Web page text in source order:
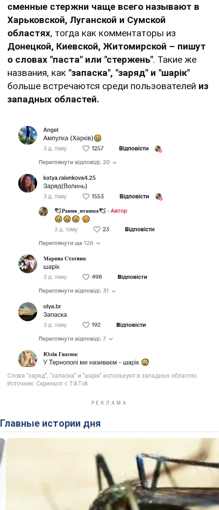
сменные стержни чаще всего называют в
Харьковской, Луганской и Сумской
областях, тогда как комментаторы из
Донецкой, Киевской, Житомирской – пишут
о словах "паста" или "стержень". Такие же
названия, как "запаска", "заряд" и "шарік"
больше встречаются среди пользователей из
западных областей.
Главные истории дня